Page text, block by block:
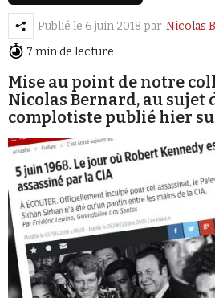
Newsletter
Faire un don
Publié le 6 juin 2018 par Nicolas
7 min de lecture
Mise au point de notre
Nicolas Bernard, au sujet
complotiste publié hier